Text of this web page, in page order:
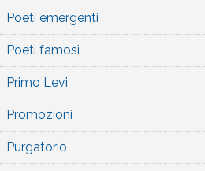
Poeti emergenti
Poeti famosi
Primo Levi
Promozioni
Purgatorio